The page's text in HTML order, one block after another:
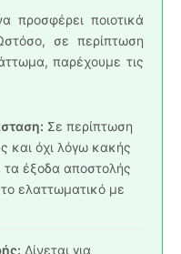
προσφέρει ποιοτικά
σε περίπτωση
παρέχουμε τις
Σε περίπτωση
και όχι λόγω κακής
έξοδα αποστολής
ελαττωματικό με
Δίνεται για